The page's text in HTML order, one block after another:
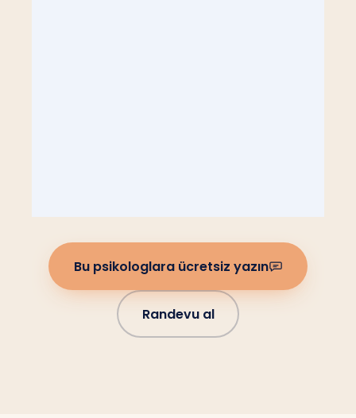
Bu psikologlara ücretsiz yazın
Randevu al